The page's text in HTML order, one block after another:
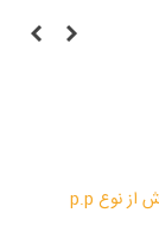
(دفتر با رنگ سفید جنس جلدش از نوع p.p